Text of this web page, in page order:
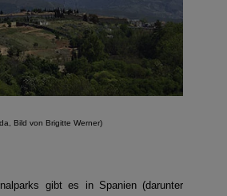
Bild von Brigitte Werner)
gibt es in Spanien (darunter